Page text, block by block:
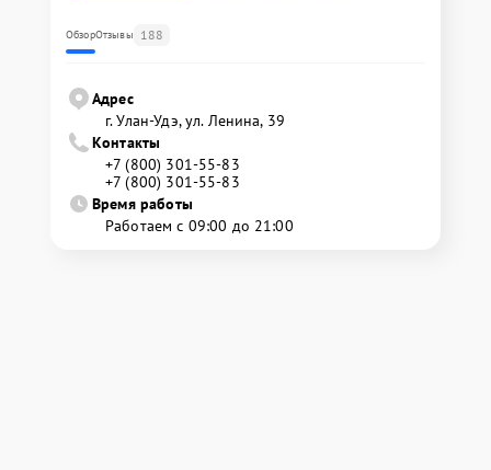
ОбзорОтзывы 188
Адрес
г. Улан-Удэ, ул. Ленина, 39
Контакты
+7 (800) 301-55-83
+7 (800) 301-55-83
Время работы
Работаем с 09:00 до 21:00